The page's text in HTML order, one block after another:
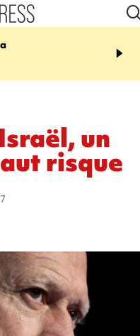
08:37
braderie de l'océan
un
risque